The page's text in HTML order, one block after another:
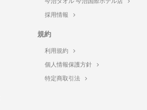
採用情報
規約
利用規約
個人情報保護方針
特定商取引法